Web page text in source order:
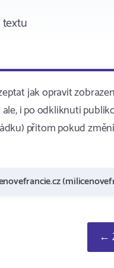
jak opravit
i po odkliknuti
přitom pokud
←